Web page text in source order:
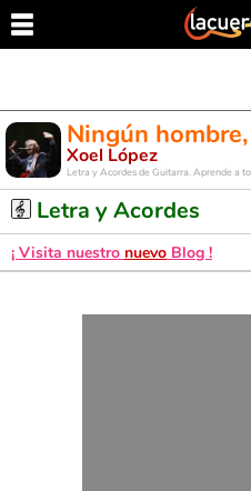
Ningún
Xoel López
Letra y Acordes de Guitarra. Aprende a
Letra y Acordes
¡ Visita nuestro nuevo Blog !